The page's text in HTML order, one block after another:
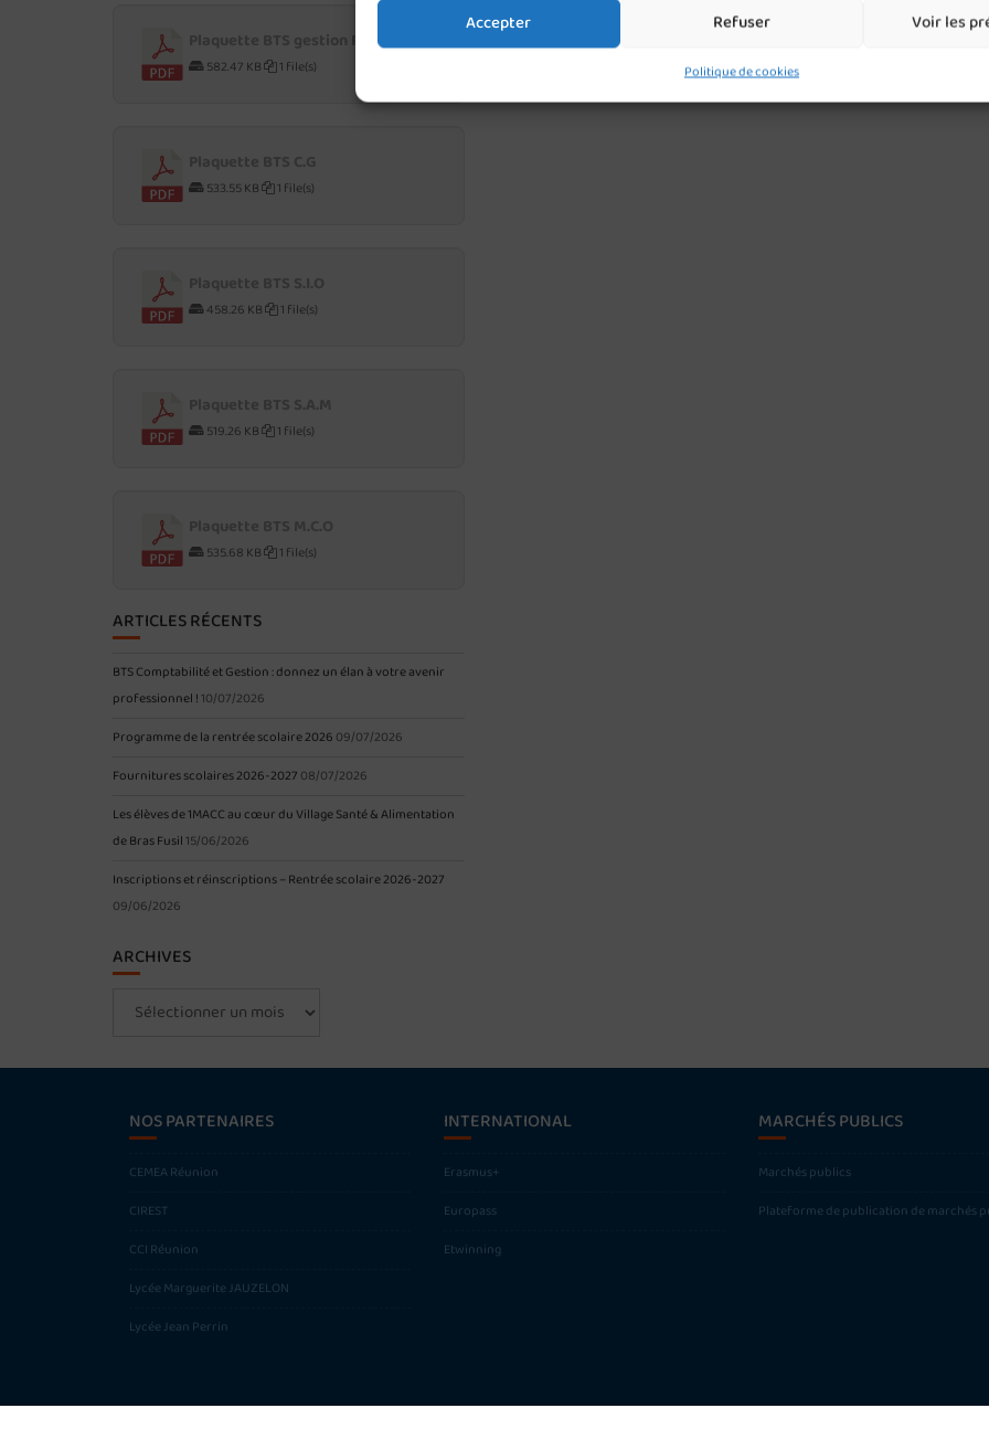
Accepter Refuser Voir les
Politique de cookies
Plaquette BTS gestion P.M.E
582.47 KB 1 file(s)
533.55 KB 1 file(s)
458.26 KB 1 file(s)
519.26 KB 1 file(s)
535.68 KB 1 file(s)
ARTICLES RÉCENTS
BTS Comptabilité et Gestion : donnez un élan à votre avenir
professionnel ! 10/07/2026
Programme de la rentrée scolaire 2026 09/07/2026
Fournitures scolaires 2026-2027 08/07/2026
Les élèves de 1MACC au cœur du Village Santé & Alimentation
de Bras Fusil 15/06/2026
Inscriptions et réinscriptions – Rentrée scolaire 2026-2027
09/06/2026
ARCHIVES
NOS PARTENAIRES
CEMEA Réunion
CIREST
CCI Réunion
Lycée Marguerite JAUZELON
Lycée Jean Perrin
INTERNATIONAL
Erasmus+
Europass
Etwinning
MARCHÉS PUBLICS
Marchés publics
Plateforme de publication de marchés